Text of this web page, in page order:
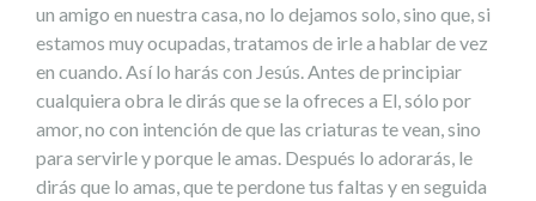
un amigo en nuestra casa, no lo dejamos solo, sino que, si
estamos muy ocupadas, tratamos de irle a hablar de vez
en cuando. Así lo harás con Jesús. Antes de principiar
cualquiera obra le dirás que se la ofreces a El, sólo por
amor, no con intención de que las criaturas te vean, sino
para servirle y porque le amas. Después lo adorarás, le
dirás que lo amas, que te perdone tus faltas y en seguida